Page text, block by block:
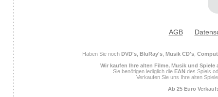
AGB
Haben Sie noch DVD's, BluRay's, Musik CD's,
Wir kaufen Ihre alten Filme, Musik und Spiele
Sie benötigen lediglich die EAN des Spiels
Verkaufen Sie uns Ihre alten
Ab 25 Euro